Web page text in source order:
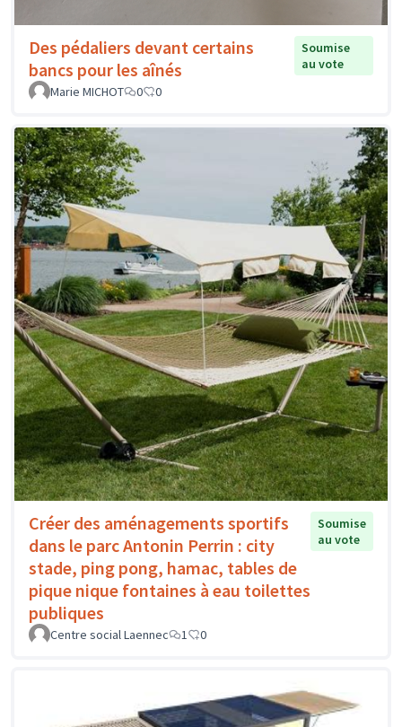
Des pédaliers devant certains
bancs pour les aînés
Soumise
au vote
Marie MICHOT
0 0
Créer des aménagements sportifs
dans le parc Antonin Perrin : city
stade, ping pong, hamac, tables de
pique nique fontaines à eau toilettes
publiques
Soumise
au vote
Centre social Laennec 1 0